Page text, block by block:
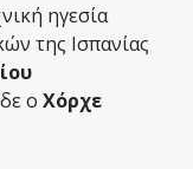
ηγεσία
της Ισπανίας
οΧόρχε